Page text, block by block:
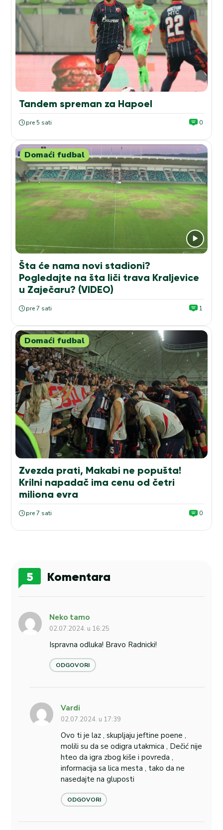
Tandem spreman za Hapoel
pre 5 sati 0
Domaći fudbal
Šta će nama novi stadioni?
Pogledajte na šta liči trava Kraljevice
u Zaječaru? (VIDEO)
pre 7 sati 1
Domaći fudbal
Zvezda prati, Makabi ne popušta!
Krilni napadač ima cenu od četri
miliona evra
pre 7 sati 0
5 Komentara
Neko tamo
02.07.2024. u 16:25
Ispravna odluka! Bravo Radnicki!
ODGOVORI
Vardi
02.07.2024. u 17:39
Ovo ti je laz , skupljaju jeftine poene ,
molili su da se odigra utakmica , Dečić nije
hteo da igra zbog kiše i povreda ,
informacija sa lica mesta , tako da ne
nasedajte na gluposti
ODGOVORI